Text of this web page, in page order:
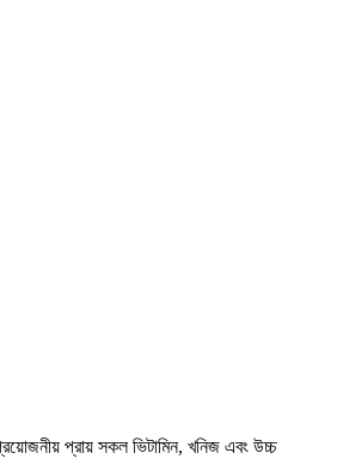
প্রায় সকল ভিটামিন, খনিজ এবং উচ্চ